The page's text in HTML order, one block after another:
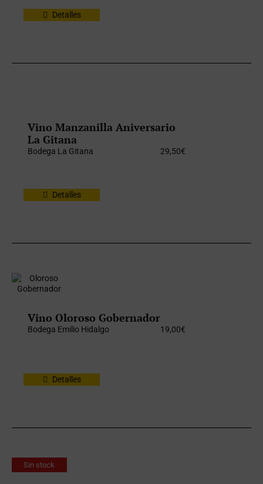
Detalles
Vino Manzanilla Aniversario
La Gitana
Bodega La Gitana 29,50€
Detalles
Vino Oloroso Gobernador
Bodega Emilio Hidalgo 19,00€
Detalles
Sin stock